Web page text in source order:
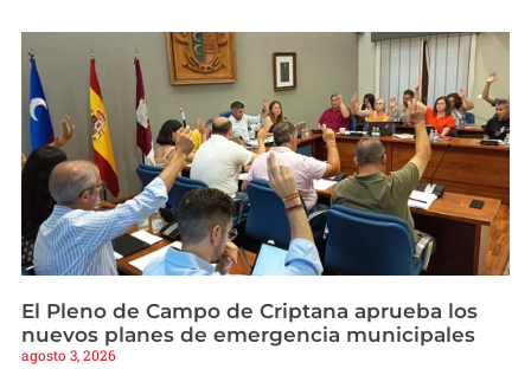
El Pleno de Campo de Criptana aprueba los
nuevos planes de emergencia municipales
agosto 3, 2026